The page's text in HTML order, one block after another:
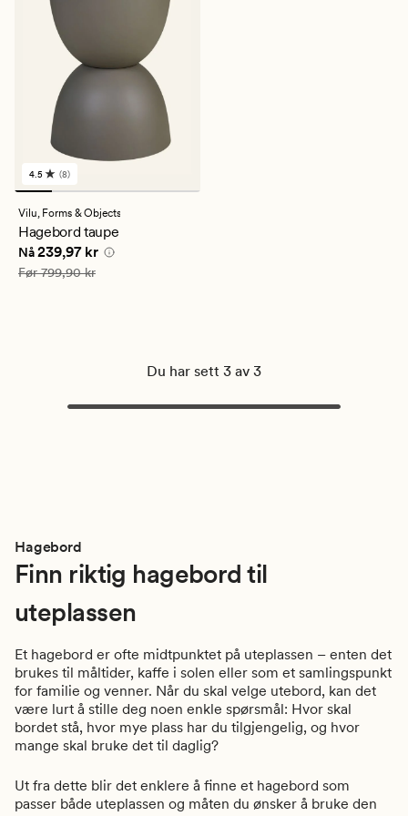
8
anmeldelser
med
en
gjennomsnittlig
vurdering
på
4.5
4.5 (8)
Vilu, Forms & Objects
Hagebord taupe
Nåværende pris
Nå239,97 kr
Vanlig pris 799,90 kr
Før799,90 kr
Du har sett 3 av 3
Hagebord
Finn riktig hagebord til
uteplassen
Et hagebord er ofte midtpunktet på uteplassen – enten det
brukes til måltider, kaffe i solen eller som et samlingspunkt
for familie og venner. Når du skal velge utebord, kan det
være lurt å stille deg noen enkle spørsmål: Hvor skal
bordet stå, hvor mye plass har du tilgjengelig, og hvor
mange skal bruke det til daglig?
Ut fra dette blir det enklere å finne et hagebord som
passer både uteplassen og måten du ønsker å bruke den